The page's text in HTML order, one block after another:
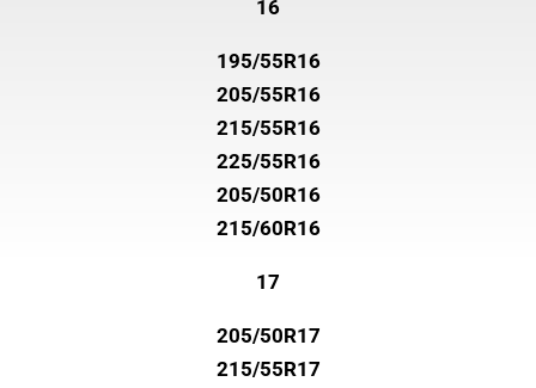
16
195/55R16
205/55R16
215/55R16
225/55R16
205/50R16
215/60R16
17
205/50R17
215/55R17